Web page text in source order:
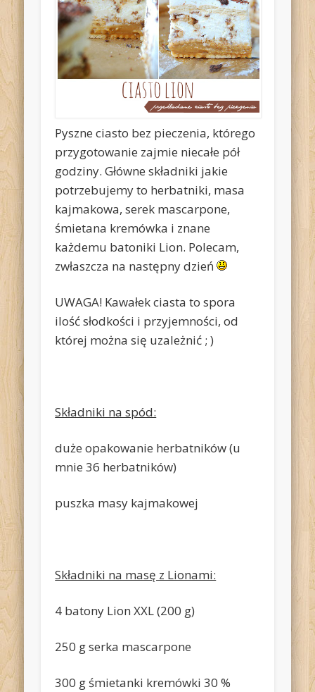
Pyszne ciasto bez pieczenia, którego
przygotowanie zajmie niecałe pół
godziny. Główne składniki jakie
potrzebujemy to herbatniki, masa
kajmakowa, serek mascarpone,
śmietana kremówka i znane
każdemu batoniki Lion. Polecam,
zwłaszcza na następny dzień
UWAGA! Kawałek ciasta to spora
ilość słodkości i przyjemności, od
której można się uzależnić ; )
Składniki na spód:
duże opakowanie herbatników (u
mnie 36 herbatników)
puszka masy kajmakowej
Składniki na masę z Lionami:
4 batony Lion XXL (200 g)
250 g serka mascarpone
300 g śmietanki kremówki 30 %